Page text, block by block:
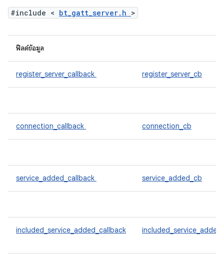
#include < bt_gatt_server.h >
ฟิลด์ข้อมูล
register_server_callback register_server_cb
connection_callback connection_cb
service_added_callback service_added_cb
included_service_added_callback